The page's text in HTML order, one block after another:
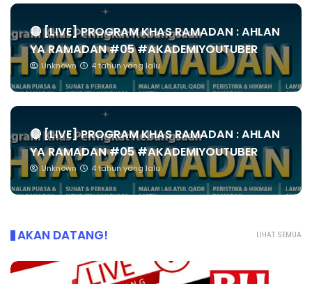
🔴 [LIVE] PROGRAM KHAS RAMADAN : AHLAN
YA RAMADAN #05 #AKADEMIYOUTUBER
Unknown 4 tahun yang lalu
🔴 [LIVE] PROGRAM KHAS RAMADAN : AHLAN
YA RAMADAN #05 #AKADEMIYOUTUBER
Unknown 4 tahun yang lalu
LIHAT SEMUA
AKAN DATANG!